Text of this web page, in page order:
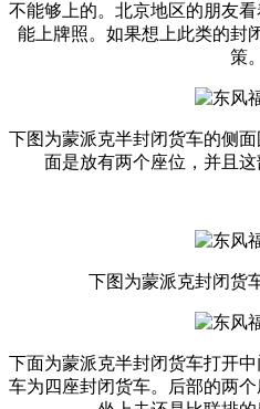
不能够上的。北京地区的朋友
能上牌照。如果想上此类的封
策。
下图为蒙派克半封闭货车的侧
面是放有两个座位，并且这
下图为蒙派克封闭货
下面为蒙派克半封闭货车打开
车为四座封闭货车。后部的两